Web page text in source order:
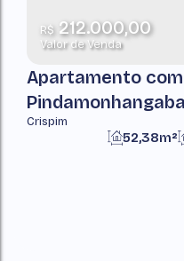
R$212.000,00
Valor de Venda
Apartamento
Pindamonhangaba
Crispim
52,38m²